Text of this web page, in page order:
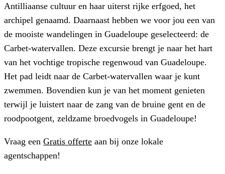
Antilliaanse cultuur en haar uiterst rijke erfgoed, het
archipel genaamd. Daarnaast hebben we voor jou een van
de mooiste wandelingen in Guadeloupe geselecteerd: de
Carbet-watervallen. Deze excursie brengt je naar het hart
van het vochtige tropische regenwoud van Guadeloupe.
Het pad leidt naar de Carbet-watervallen waar je kunt
zwemmen. Bovendien kun je van het moment genieten
terwijl je luistert naar de zang van de bruine gent en de
roodpootgent, zeldzame broedvogels in Guadeloupe!
Vraag een Gratis offerte aan bij onze lokale
agentschappen!